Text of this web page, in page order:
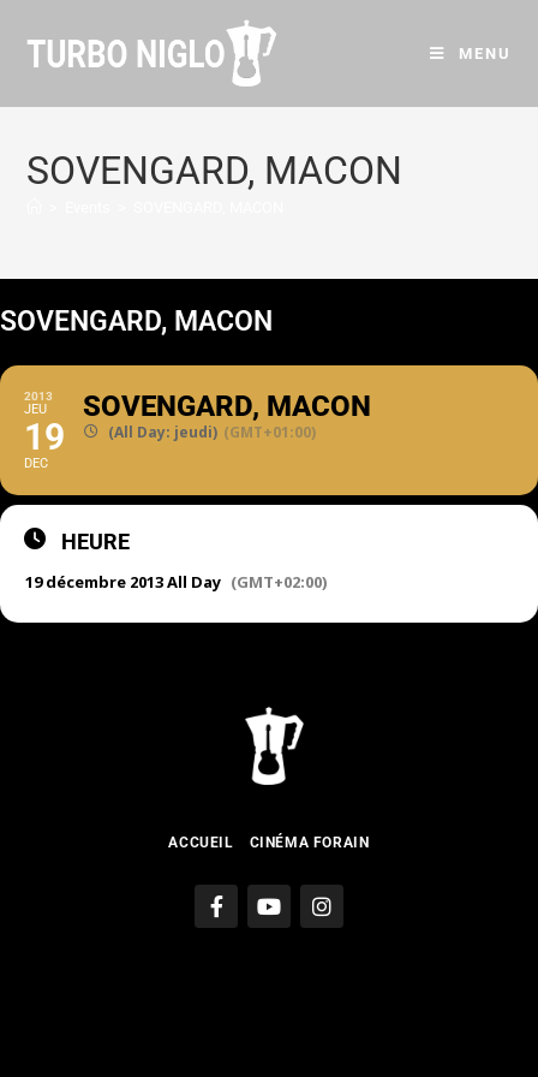
MENU
SOVENGARD, MACON
SOVENGARD, MACON
2013
JEU
19
DEC
SOVENGARD, MACON
(All Day: jeudi) (GMT+01:00)
HEURE
19 décembre 2013 All Day (GMT+02:00)
ACCUEIL CINÉMA FORAIN